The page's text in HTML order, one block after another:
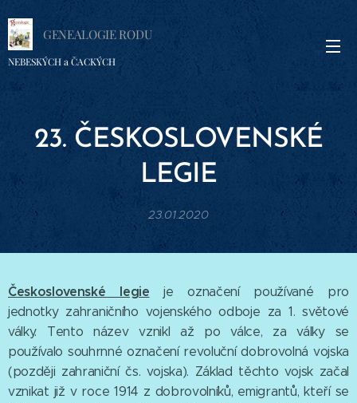
GENEALOGIE RODU
NEBESKÝCH a ČACKÝCH
23. ČESKOSLOVENSKÉ
LEGIE
23.01.2020
Československé legie je označení používané pro
jednotky zahraničního vojenského odboje za 1. světové
války. Tento název vznikl až po válce, za války se
používalo souhrnné označení revoluční dobrovolná vojska
(později zahraniční čs. vojska). Základ těchto vojsk začal
vznikat již v roce 1914 z dobrovolníků, emigrantů, kteří se